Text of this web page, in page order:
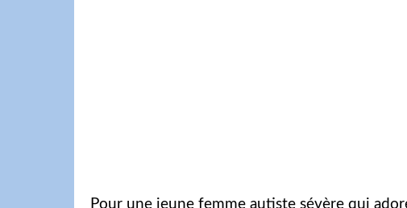
Pour une jeune femme autiste sévère qui